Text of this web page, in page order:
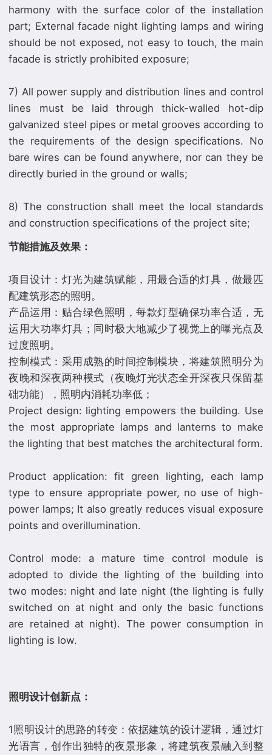
harmony with the surface color of the installation
part; External facade night lighting lamps and wiring
should be not exposed, not easy to touch, the main
facade is strictly prohibited exposure;
7) All power supply and distribution lines and control
lines must be laid through thick-walled hot-dip
galvanized steel pipes or metal grooves according to
the requirements of the design specifications. No
bare wires can be found anywhere, nor can they be
directly buried in the ground or walls;
8) The construction shall meet the local standards
节能措施及效果：
项目设计：灯光为建筑赋能，用最合适的灯具，做最匹
配建筑形态的照明。
产品运用：贴合绿色照明，每款灯型确保功率合适，无
运用大功率灯具；同时极大地减少了视觉上的曝光点及
过度照明。
控制模式：采用成熟的时间控制模块，将建筑照明分为
夜晚和深夜两种模式（夜晚灯光状态全开深夜只保留基
础功能），照明内消耗功率低；
Project design: lighting empowers the building. Use
the most appropriate lamps and lanterns to make
the lighting that best matches the architectural form.
Product application: fit green lighting, each lamp
type to ensure appropriate power, no use of high-
power lamps; It also greatly reduces visual exposure
points and overillumination.
Control mode: a mature time control module is
adopted to divide the lighting of the building into
two modes: night and late night (the lighting is fully
switched on at night and only the basic functions
are retained at night). The power consumption in
lighting is low.
照明设计创新点：
1照明设计的思路的转变：依据建筑的设计逻辑，通过灯
光语言，创作出独特的夜景形象，将建筑夜景融入到整